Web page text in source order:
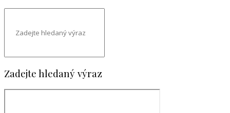
Zadejte hledaný výraz